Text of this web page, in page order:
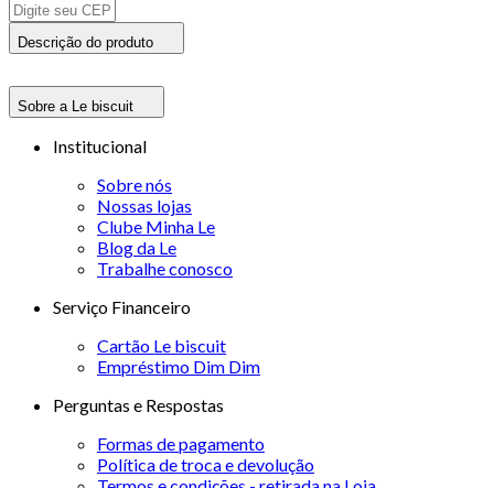
Descrição do produto
Sobre a Le biscuit
Institucional
Sobre nós
Nossas lojas
Clube Minha Le
Blog da Le
Trabalhe conosco
Serviço Financeiro
Cartão Le biscuit
Empréstimo Dim Dim
Perguntas e Respostas
Formas de pagamento
Política de troca e devolução